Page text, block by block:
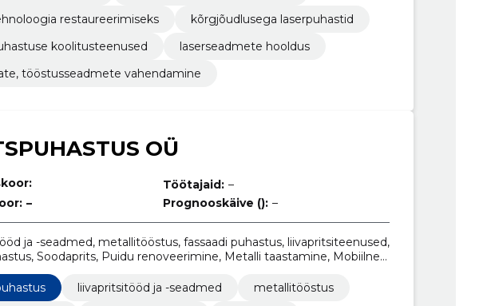
restaureerimiseks
kõrgjõudlusega laserpuhastid
koolitusteenused
laserseadmete hooldus
tööstusseadmete vahendamine
OÜ
–
Töötajaid: –
Prognooskäive (): –
ja -seadmed, metallitööstus, fassaadi puhastus, liivapritsiteenused,
Soodaprits, Puidu renoveerimine, Metalli taastamine, Mobiilne
Service
liivapritsitööd ja -seadmed
metallitööstus